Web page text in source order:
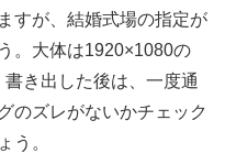
すが、結婚式場の指定が
。大体は1920×1080の
き出した後は、一度通
のズレがないかチェック
う。